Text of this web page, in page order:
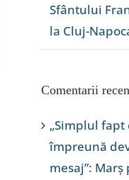
Sfântului
la Cluj-
Comentarii
„Simplul fapt
împreună
mesaj”: